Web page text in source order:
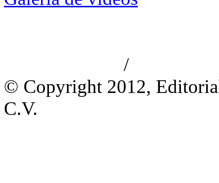
/
© Copyright 2012,
C.V.